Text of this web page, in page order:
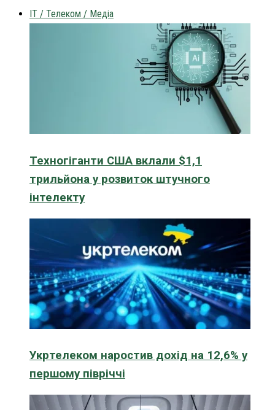
IT / Телеком / Медіа
Техногіганти США вклали $1,1
трильйона у розвиток штучного
інтелекту
Укртелеком наростив дохід на 12,6% у
першому півріччі